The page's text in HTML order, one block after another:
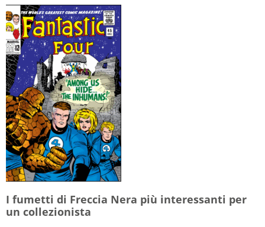
I fumetti di Freccia Nera più interessanti per
un collezionista